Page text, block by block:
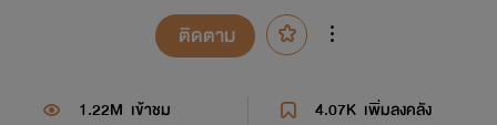
ติดตาม
1.22M เข้าชม 4.07K เพิ่มลงคลัง